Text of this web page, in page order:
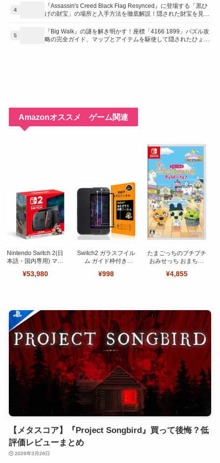
コツを紹介！
4
『Assassin's Creed Black Flag Resynced』に登場する「黒ひ
げの財宝」の場所と入手方法を徹底解説！隠された財宝を見つ
5
『Big Walk』の謎を解き明かす！座標「4166 1899」パズル攻
略の完全ガイド、マップとアイテムを駆使して隠されたひょう
Amazonオススメ ゲーム関連
Nintendo Switch 2(日
本語・国内専用) マリ
ット
¥53,980
Switch2 ガラスフイル
ム ガイド枠付き
ット 日本旭硝子製-高
¥998
たまごっちのプチプチ
おみせっち おまちど
¥4,855
【メタスコア】『Project Songbird』買って後悔？低
評価レビューまとめ
2026年3月28日